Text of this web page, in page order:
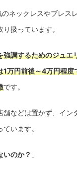
のネックレスやブレス
扱っています。
強調するためのジュエ
1万円前後～4万円程度
です。
舗などは置かず、イン
います。
いのか？ 」